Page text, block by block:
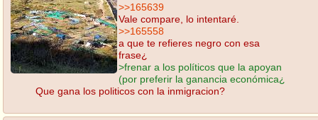
>>165639
Vale compare, lo intentaré.
>>165558
a que te refieres negro con esa
frase¿
>frenar a los políticos que la apoyan
(por preferir la ganancia económica¿
Que gana los politicos con la inmigracion?